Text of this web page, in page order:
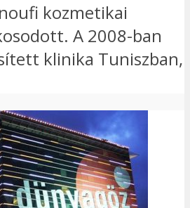
kozmetikai
A 2008-ban
klinika Tuniszban,